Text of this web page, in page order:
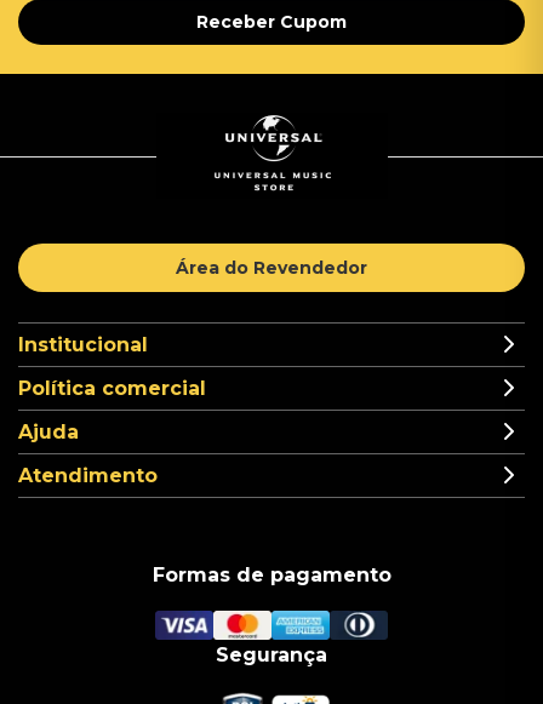
Receber Cupom
Área do Revendedor
Institucional
Política comercial
Ajuda
Atendimento
Formas de pagamento
Segurança